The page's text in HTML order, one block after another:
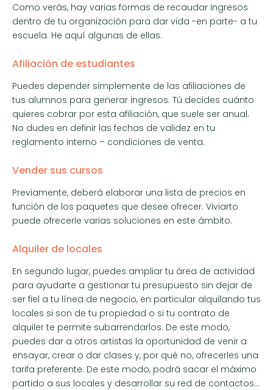
Como verás, hay varias formas de recaudar ingresos
dentro de tu organización para dar vida -en parte- a tu
escuela. He aquí algunas de ellas:
Afiliación de estudiantes
Puedes depender simplemente de las afiliaciones de
tus alumnos para generar ingresos. Tú decides cuánto
quieres cobrar por esta afiliación, que suele ser anual.
No dudes en definir las fechas de validez en tu
reglamento interno – condiciones de venta.
Vender sus cursos
Previamente, deberá elaborar una lista de precios en
función de los paquetes que desee ofrecer. Viviarto
puede ofrecerle varias soluciones en este ámbito.
Alquiler de locales
En segundo lugar, puedes ampliar tu área de actividad
para ayudarte a gestionar tu presupuesto sin dejar de
ser fiel a tu línea de negocio, en particular alquilando tus
locales si son de tu propiedad o si tu contrato de
alquiler te permite subarrendarlos. De este modo,
puedes dar a otros artistas la oportunidad de venir a
ensayar, crear o dar clases y, por qué no, ofrecerles una
tarifa preferente. De este modo, podrá sacar el máximo
partido a sus locales y desarrollar su red de contactos…